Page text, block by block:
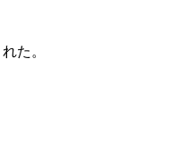
た。